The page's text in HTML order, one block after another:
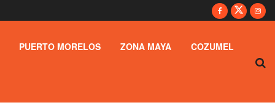
PUERTO MORELOS ZONA MAYA COZUMEL